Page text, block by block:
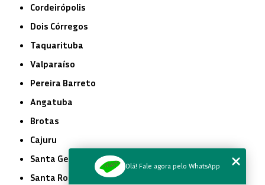
Cordeirópolis
Dois Córregos
Taquarituba
Valparaíso
Pereira Barreto
Angatuba
Brotas
Cajuru
Santa Gertrudes
Santa Rosa de Viterbo
Olá! Fale agora pelo WhatsApp